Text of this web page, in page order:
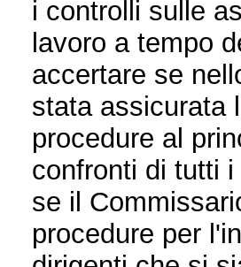
i controlli sulle
lavoro a tempo
accertare se
stata assicurata
procedure al
confronti di tutti
se il
procedure per